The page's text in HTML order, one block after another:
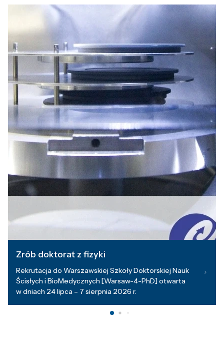
Zrób doktorat z fizyki
Rekrutacja do Warszawskiej Szkoły Doktorskiej Nauk
Ścisłych i BioMedycznych [Warsaw-4-PhD] otwarta
w dniach 24 lipca – 7 sierpnia 2026 r.